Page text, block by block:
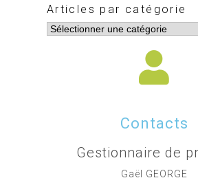
Articles par catégorie
Contacts
Gestionnaire de
Gaël GEORGE